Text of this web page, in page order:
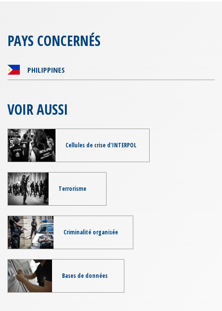
PAYS CONCERNÉS
PHILIPPINES
VOIR AUSSI
Cellules de crise d'INTERPOL
Terrorisme
Criminalité organisée
Bases de données